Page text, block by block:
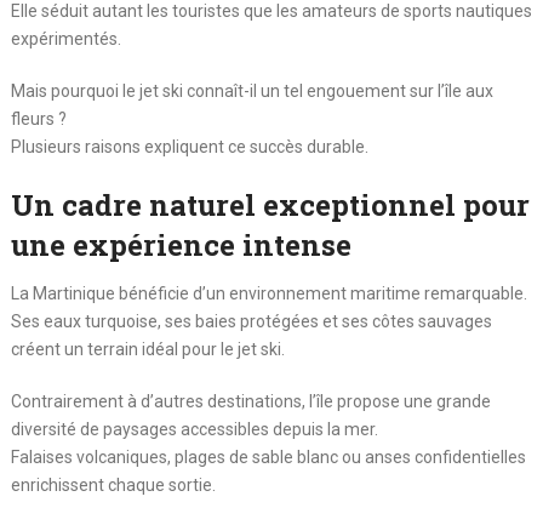
Elle séduit autant les touristes que les amateurs de sports nautiques
expérimentés.
Mais pourquoi le jet ski connaît-il un tel engouement sur l’île aux
fleurs ?
Plusieurs raisons expliquent ce succès durable.
Un cadre naturel exceptionnel pour
une expérience intense
La Martinique bénéficie d’un environnement maritime remarquable.
Ses eaux turquoise, ses baies protégées et ses côtes sauvages
créent un terrain idéal pour le jet ski.
Contrairement à d’autres destinations, l’île propose une grande
diversité de paysages accessibles depuis la mer.
Falaises volcaniques, plages de sable blanc ou anses confidentielles
enrichissent chaque sortie.